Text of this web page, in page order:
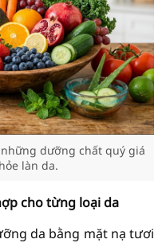
dưỡng chất quý giá
làn da.
cho từng loại da
da bằng mặt nạ tươi